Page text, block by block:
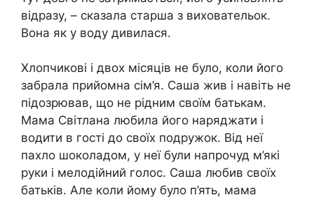
відразу, – сказала старша з виховательок.
Вона як у воду дивилася.
Хлопчикові і двох місяців не було, коли його
забрала прийомна сім’я. Саша жив і навіть не
підозрював, що не рідним своїм батькам.
Мама Світлана любила його наряджати і
водити в гості до своїх подружок. Від неї
пахло шоколадом, у неї були напрочуд м’які
руки і мелодійний голос. Саша любив своїх
батьків. Але коли йому було п’ять, мама